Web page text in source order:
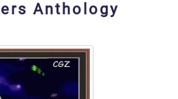
Anthology